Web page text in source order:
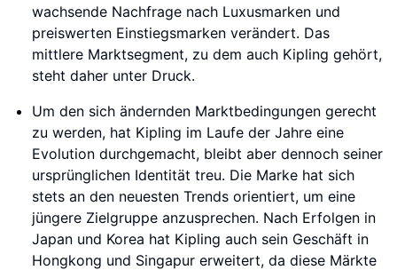
wachsende Nachfrage nach Luxusmarken und
preiswerten Einstiegsmarken verändert. Das
mittlere Marktsegment, zu dem auch Kipling gehört,
steht daher unter Druck.
Um den sich ändernden Marktbedingungen gerecht
zu werden, hat Kipling im Laufe der Jahre eine
Evolution durchgemacht, bleibt aber dennoch seiner
ursprünglichen Identität treu. Die Marke hat sich
stets an den neuesten Trends orientiert, um eine
jüngere Zielgruppe anzusprechen. Nach Erfolgen in
Japan und Korea hat Kipling auch sein Geschäft in
Hongkong und Singapur erweitert, da diese Märkte